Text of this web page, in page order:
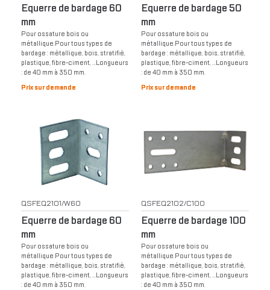
Equerre de bardage 60
mm
Pour ossature bois ou
métallique.Pour tous types de
bardage : métallique, bois, stratifié,
plastique, fibre-ciment, …Longueurs
: de 40 mm à 350 mm.
Prix sur demande
Equerre de bardage 50
mm
Pour ossature bois ou
métallique.Pour tous types de
bardage : métallique, bois, stratifié,
plastique, fibre-ciment, …Longueurs
: de 40 mm à 350 mm.
Prix sur demande
QSFEQ2101/W60
Equerre de bardage 60
mm
Pour ossature bois ou
métallique.Pour tous types de
bardage : métallique, bois, stratifié,
plastique, fibre-ciment, …Longueurs
: de 40 mm à 350 mm.
QSFEQ2102/C100
Equerre de bardage 100
mm
Pour ossature bois ou
métallique.Pour tous types de
bardage : métallique, bois, stratifié,
plastique, fibre-ciment, …Longueurs
: de 40 mm à 350 mm.